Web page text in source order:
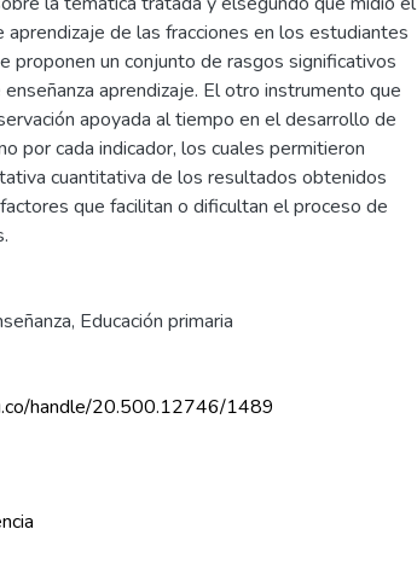
de las fracciones en los estudiantes
proponen un conjunto de rasgos significativos
aprendizaje. El otro instrumento que
apoyada al tiempo en el desarrollo de
por cada indicador, los cuales permitieron
cuantitativa de los resultados obtenidos
que facilitan o dificultan el proceso de
, Educación primaria
handle/20.500.12746/1489